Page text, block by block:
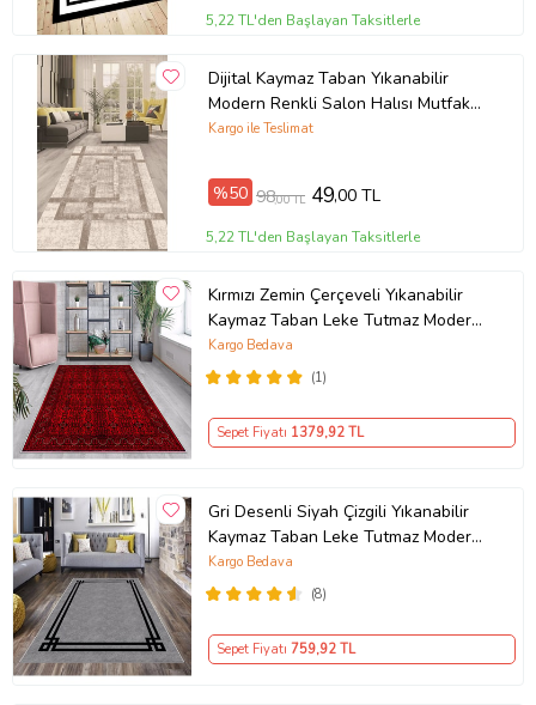
5,22 TL'den Başlayan Taksitlerle
Dijital Kaymaz Taban Yıkanabilir
Modern Renkli Salon Halısı Mutfak
Halısı Yolluk ND-HT-94 (Kahverengi)
Kargo ile Teslimat
%50 98,00 TL 49,00 TL
5,22 TL'den Başlayan Taksitlerle
Kırmızı Zemin Çerçeveli Yıkanabilir
Kaymaz Taban Leke Tutmaz Modern
Salon Halısı ve Yolluk (Koyu Kırmızı)
(1)
Kargo Bedava
Sepet Fiyatı 1379,92 TL
Gri Desenli Siyah Çizgili Yıkanabilir
Kaymaz Taban Leke Tutmaz Modern
Salon Halısı ve Yolluk
(8)
Kargo Bedava
Sepet Fiyatı 759,92 TL